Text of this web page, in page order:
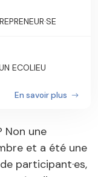
ECOLIEU
En savoir plus
Non une
et a été une
participant·es,